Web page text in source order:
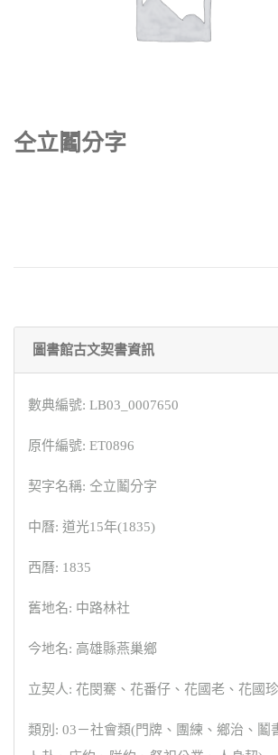
仝立鬮分字
圖書館古文契書資訊
數典編號: LB03_0007650
原件編號: ET0896
契字名稱: 仝立鬮分字
中曆: 道光15年(1835)
西曆: 1835
舊地名: 中路林社
今地名: 高雄縣燕巢鄉
立契人: 花閔騫、花番仔、花國老、花國珍
類別: 03－社會類(門牌、團練、鄉治、鬮